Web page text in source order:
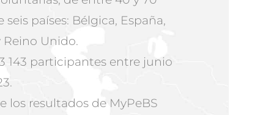
países: Bélgica, España,
Reino Unido.
143 participantes entre junio
los resultados de MyPeBS